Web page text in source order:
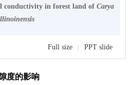
conductivity in forest land of Carya
Full size | PPT slide
度的影响